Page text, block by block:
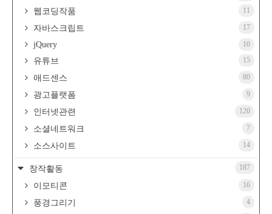
웹코딩작품 11
자바스크립트 17
jQuery 10
유튜브 15
애드센스 80
광고플랫폼 9
인터넷관련 120
소셜네트워크 7
소스사이트 14
창작활동 187
이모티콘 16
풍경그리기 4